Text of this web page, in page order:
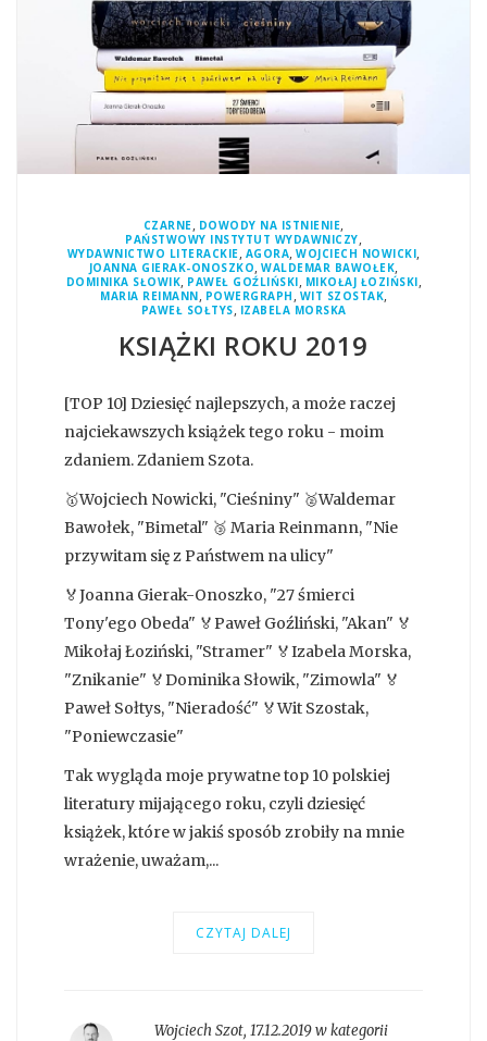
CZARNE, DOWODY NA ISTNIENIE,
PAŃSTWOWY INSTYTUT WYDAWNICZY,
WYDAWNICTWO LITERACKIE, AGORA,WOJCIECH NOWICKI,
JOANNA GIERAK-ONOSZKO,WALDEMAR BAWOŁEK,
DOMINIKA SŁOWIK, PAWEŁ GOŹLIŃSKI, MIKOŁAJ ŁOZIŃSKI,
MARIA REIMANN, POWERGRAPH , WIT SZOSTAK,
PAWEŁ SOŁTYS, IZABELA MORSKA
KSIĄŻKI ROKU 2019
[TOP 10] Dziesięć najlepszych, a może raczej
najciekawszych książek tego roku - moim
zdaniem. Zdaniem Szota.
🥇Wojciech Nowicki, "Cieśniny" 🥈Waldemar
Bawołek, "Bimetal" 🥉 Maria Reinmann, "Nie
przywitam się z Państwem na ulicy"
🏅Joanna Gierak-Onoszko, "27 śmierci
Tony'ego Obeda" 🏅Paweł Goźliński, "Akan" 🏅
Mikołaj Łoziński, "Stramer" 🏅Izabela Morska,
"Znikanie" 🏅Dominika Słowik, "Zimowla" 🏅
Paweł Sołtys, "Nieradość" 🏅Wit Szostak,
"Poniewczasie"
Tak wygląda moje prywatne top 10 polskiej
literatury mijającego roku, czyli dziesięć
książek, które w jakiś sposób zrobiły na mnie
wrażenie, uważam,...
CZYTAJ DALEJ
Wojciech Szot, 17.12.2019 w kategorii